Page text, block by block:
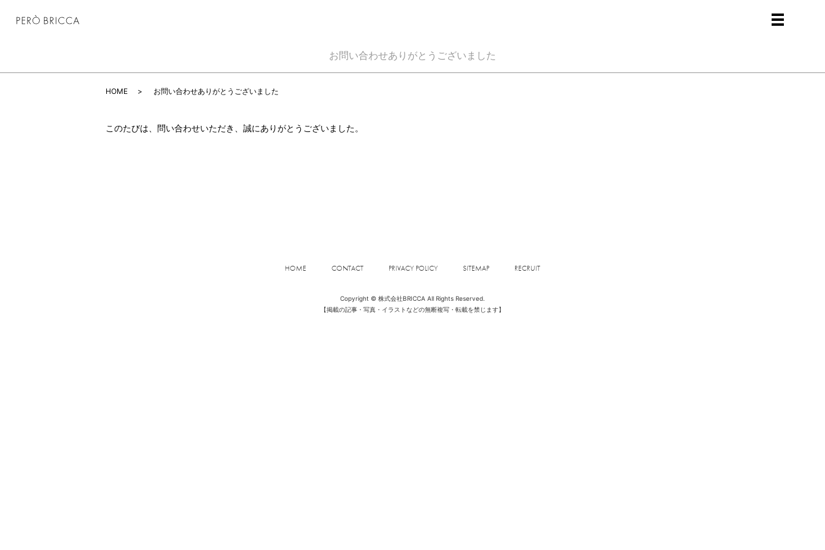
メニュー
お問い合わせありがとうございました
HOME お問い合わせありがとうございました
このたびは、問い合わせいただき、誠にありがとうございました。
HOME CONTACT PRIVACY POLICY SITEMAP RECRUIT
Copyright © 株式会社BRICCA All Rights Reserved.
【掲載の記事・写真・イラストなどの無断複写・転載を禁じます】